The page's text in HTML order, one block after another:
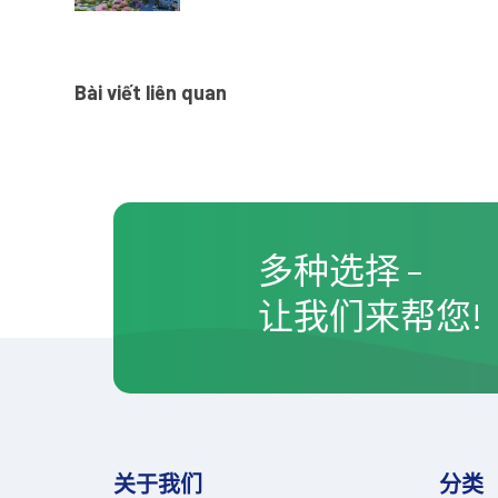
Bài viết liên quan
多种选择 –
让我们来帮您!
关于我们 分类